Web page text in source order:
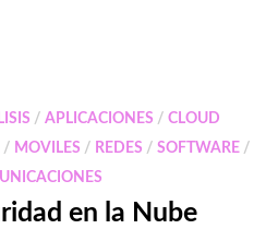
/ APLICACIONES / CLOUD
/ MOVILES / REDES / SOFTWARE/
en la Nube